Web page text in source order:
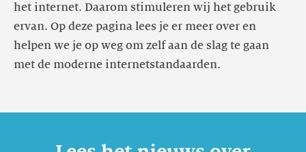
het internet. Daarom stimuleren wij het gebruik
ervan. Op deze pagina lees je er meer over en
helpen we je op weg om zelf aan de slag te gaan
met de moderne internetstandaarden.